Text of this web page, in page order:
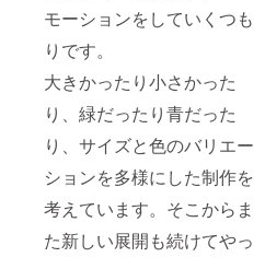
モーションをしていくつも
りです。
大きかったり小さかった
り、緑だったり青だった
り、サイズと色のバリエー
ションを多様にした制作を
考えています。そこからま
た新しい展開も続けてやっ